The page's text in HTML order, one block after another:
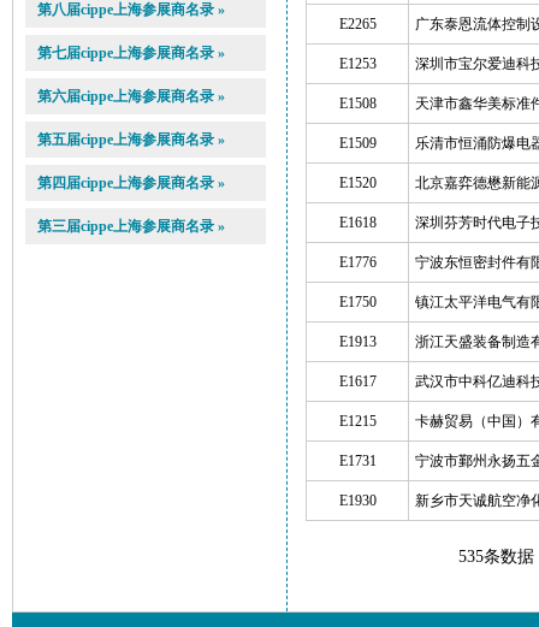
第八届cippe上海参展商名录 »
第七届cippe上海参展商名录 »
第六届cippe上海参展商名录 »
第五届cippe上海参展商名录 »
第四届cippe上海参展商名录 »
第三届cippe上海参展商名录 »
E2265 广东泰恩流体控制
E1253 深圳市宝尔爱迪科
E1508 天津市鑫华美标准
E1509 乐清市恒涌防爆电
E1520 北京嘉弈德懋新能
E1618 深圳芬芳时代电子
E1776 宁波东恒密封件有
E1750 镇江太平洋电气有
E1913 浙江天盛装备制造
E1617 武汉市中科亿迪科
E1215 卡赫贸易（中国）
E1731 宁波市鄞州永扬五
E1930 新乡市天诚航空净
535条数据